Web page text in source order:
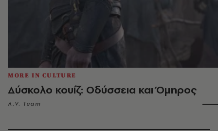
MORE IN CULTURE
Δύσκολο κουίζ: Οδύσσεια και Όμηρος
A.V. Team